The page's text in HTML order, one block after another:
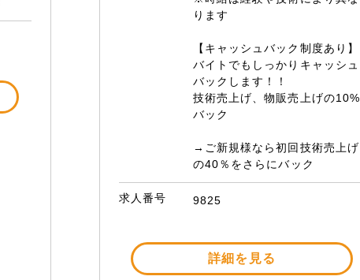
ります
【キャッシュバック制度あり】
バイトでもしっかりキャッシュ
バックします！！
技術売上げ、物販売上げの10%
バック
→ご新規様なら初回技術売上げ
の40％をさらにバック
求人番号 9825
詳細を見る